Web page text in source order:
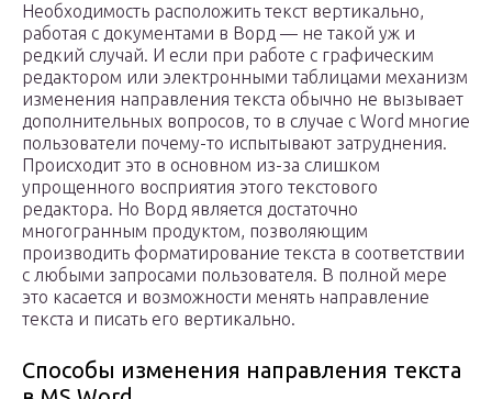
Необходимость расположить текст вертикально,
работая с документами в Ворд — не такой уж и
редкий случай. И если при работе с графическим
редактором или электронными таблицами механизм
изменения направления текста обычно не вызывает
дополнительных вопросов, то в случае с Word многие
пользователи почему-то испытывают затруднения.
Происходит это в основном из-за слишком
упрощенного восприятия этого текстового
редактора. Но Ворд является достаточно
многогранным продуктом, позволяющим
производить форматирование текста в соответствии
с любыми запросами пользователя. В полной мере
это касается и возможности менять направление
текста и писать его вертикально.
Способы изменения направления текста